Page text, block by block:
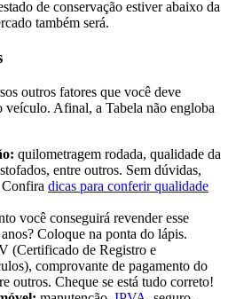
de conservação estiver abaixo da
também será.
outros fatores que você deve
veículo. Afinal, a Tabela não engloba
quilometragem rodada, qualidade da
entre outros. Sem dúvidas,
Confira dicas para conferir qualidade
você conseguirá revender esse
Coloque na ponta do lápis.
(Certificado de Registro e
comprovante de pagamento do
outros. Cheque se está tudo correto!